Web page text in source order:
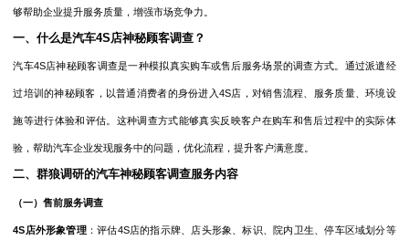
够帮助企业提升服务质量，增强市场竞争力。
一、什么是汽车4S店神秘顾客调查？
汽车4S店神秘顾客调查是一种模拟真实购车或售后服务场景的调查方式。通过派遣经
过培训的神秘顾客，以普通消费者的身份进入4S店，对销售流程、服务质量、环境设
施等进行体验和评估。这种调查方式能够真实反映客户在购车和售后过程中的实际体
验，帮助汽车企业发现服务中的问题，优化流程，提升客户满意度。
二、群狼调研的汽车神秘顾客调查服务内容
（一）售前服务调查
4S店外形象管理：评估4S店的指示牌、店头形象、标识、院内卫生、停车区域划分等